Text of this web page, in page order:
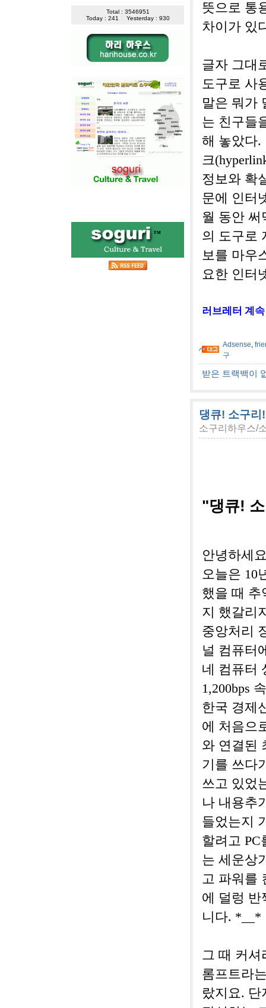
뜻으로 통
차이가 있
글자 그대
도구로 사
말은 뭐가
는 친구들
해 놓았다.
크
정보와 확
문에 인터
월 동안 써
의 도구로
보를 마우
요한 인터
러브레터 계
Adsense,
구
받은 트랙백이
댕큐! 소구리
소구리하우스/
"댕큐!
안녕하세
오늘은 10
했을 때 추
지 했갈리
중앙처리
널 컴퓨터
네 컴퓨터
1,200bps
한국 경제
에 처음으
와 연결된
기를 쓰다
쓰고 있었
나 내용추
들었는지
할려고
는 세운상
고 파워를
에 덜렁 반
니다. *__*
그 때 커셔
롬프트라
랐지요. 단
Total : 3546951
Today : 241
Yesterday : 930